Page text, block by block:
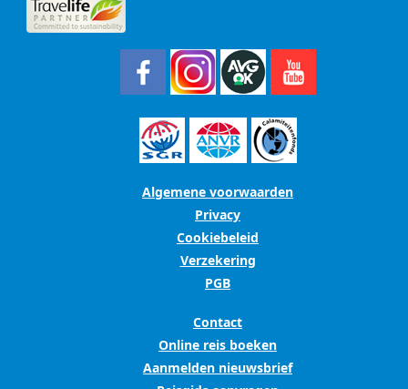
Algemene voorwaarden
Privacy
Cookiebeleid
Verzekering
PGB
Contact
Online reis boeken
Aanmelden nieuwsbrief